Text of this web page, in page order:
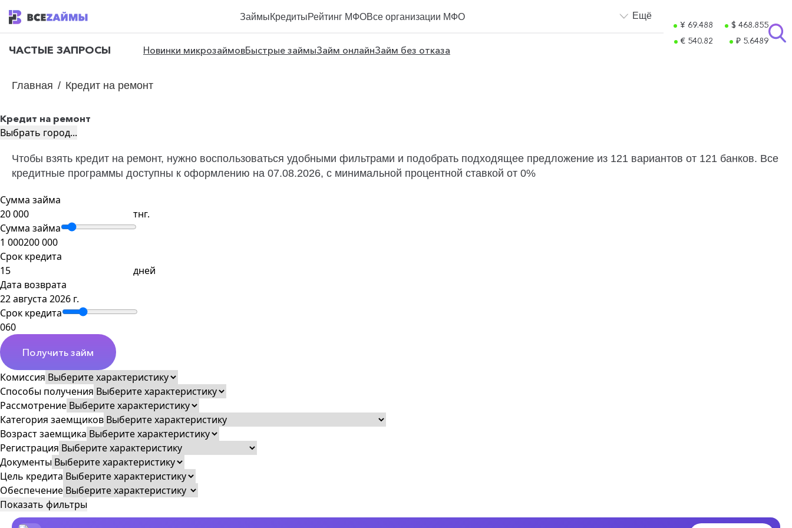
ЗаймыКредитыРейтинг МФОВсе организации МФО Ещё
ЧАСТЫЕ ЗАПРОСЫ Новинки микрозаймовБыстрые займыЗайм онлайнЗайм без отказа
¥ 69.488
$ 468.855
€ 540.82
₽ 5.6489
Главная / Кредит на ремонт
Кредит на ремонт
Выбрать город...
Чтобы взять кредит на ремонт, нужно воспользоваться удобными фильтрами и подобрать подходящее предложение из 121 вариантов от 121 банков. Все
кредитные программы доступны к оформлению на 07.08.2026, с минимальной процентной ставкой от 0%
Сумма займа
тнг.
Сумма займа
1 000200 000
Срок кредита
дней
Дата возврата
22 августа 2026 г.
Срок кредита
060
Получить займ
Комиссия
Способы получения
Рассмотрение
Категория заемщиков
Возраст заемщика
Регистрация
Документы
Цель кредита
Обеспечение
Показать фильтры